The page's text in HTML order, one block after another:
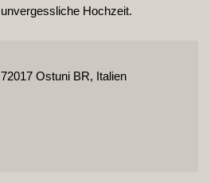
Hochzeit.
Ostuni BR, Italien